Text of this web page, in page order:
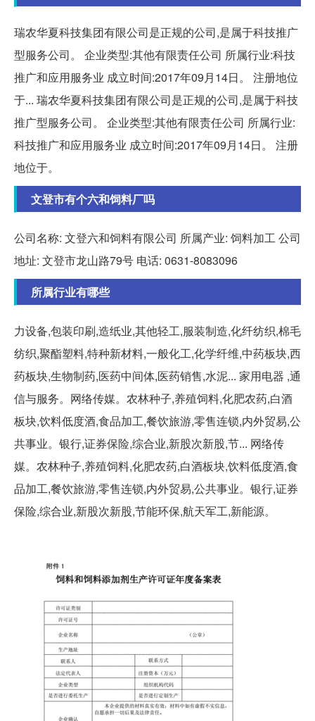
瑞农华夏科技集团有限公司是正规的公司,是属于科技推广
型服务公司。 企业类型:其他有限责任公司 所属行业:科技
推广和应用服务业 成立时间:2017年09月14日。 注册地位
于... 瑞农华夏科技集团有限公司是正规的公司,是属于科技
推广型服务公司。 企业类型:其他有限责任公司 所属行业:
科技推广和应用服务业 成立时间:2017年09月14日。 注册
地位于。
文登市有个六和饲料厂吗
公司名称: 文登六和饲料有限公司 所属产业: 饲料加工 公司
地址: 文登市龙山路79号 电话: 0631-8083096
所属行业有哪些
力设备,包装印刷,造纸业,其他轻工,服装制造,化纤纺织,棉毛
纺织,聚酯塑料,特种新材料,一般化工,化学纤维,中药板块,西
药板块,生物制药,医药中间体,医药销售,水泥... 家用电器 ,通
信与服务。网络传媒。农林种子,养殖饲料,化肥农药,白酒
板块,饮料低度酒,食品加工,餐饮旅游,零售连锁,内外贸易,公
共事业。银行,证券保险,综合业,新股次新股,节... 网络传
媒。农林种子,养殖饲料,化肥农药,白酒板块,饮料低度酒,食
品加工,餐饮旅游,零售连锁,内外贸易,公共事业。银行,证券
保险,综合业,新股次新股,节能环保,航天军工,新能源。